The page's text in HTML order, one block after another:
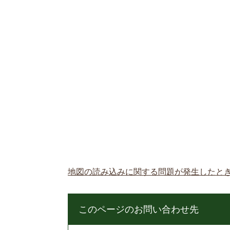
地図の読み込みに関する問題が発生したと
このページのお問い合わせ先